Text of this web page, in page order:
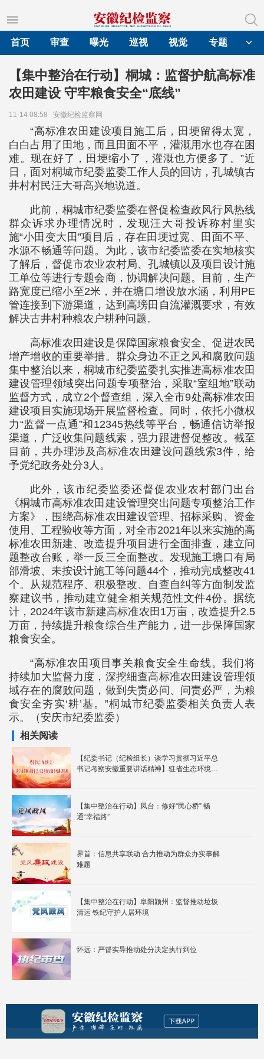
首页
审查 曝光 巡视 视觉 专题
【集中整治在行动】桐城：监督护航高标准
农田建设 守牢粮食安全“底线”
11-14 08:58 安徽纪检监察网
“高标准农田建设项目施工后，田埂留得太宽，
白白占用了田地，而且田面不平，灌溉用水也存在困
难。现在好了，田埂缩小了，灌溉也方便多了。”近
日，面对桐城市纪委监委工作人员的回访，孔城镇古
井村村民汪大哥高兴地说道。
此前，桐城市纪委监委在督促检查政风行风热线
群众诉求办理情况时，发现汪大哥投诉称村里实
施“小田变大田”项目后，存在田埂过宽、田面不平、
水源不畅通等问题。为此，该市纪委监委在实地核实
了解后，督促市农业农村局、孔城镇以及项目设计施
工单位等进行专题会商，协调解决问题。目前，生产
路宽度已缩小至2米，并在塘口增设放水涵，利用PE
管连接到下游渠道，达到高塝田自流灌溉要求，有效
解决古井村种粮农户耕种问题。
高标准农田建设是保障国家粮食安全、促进农民
增产增收的重要举措。群众身边不正之风和腐败问题
集中整治以来，桐城市纪委监委扎实推进高标准农田
建设管理领域突出问题专项整治，采取“室组地”联动
监督方式，成立2个督查组，深入全市9处高标准农田
建设项目实施现场开展监督检查。同时，依托小微权
力“监督一点通”和12345热线等平台，畅通信访举报
渠道，广泛收集问题线索，强力跟进督促整改。截至
目前，共办理涉及高标准农田建设问题线索3件，给
予党纪政务处分3人。
此外，该市纪委监委还督促农业农村部门出台
《桐城市高标准农田建设管理突出问题专项整治工作
方案》，围绕高标准农田建设管理、招标采购、资金
使用、工程验收等方面，对全市2021年以来实施的高
标准农田新建、改造提升项目进行全面排查，建立问
题整改台账，举一反三全面整改。发现施工塘口有局
部滑坡、未按设计施工等问题44个，推动完成整改41
个。从规范程序、积极整改、自查自纠等方面制发监
察建议书，推动建立健全相关规范性文件4份。据统
计，2024年该市新建高标准农田1万亩，改造提升2.5
万亩，持续提升粮食综合生产能力，进一步保障国家
粮食安全。
“高标准农田项目事关粮食安全生命线。我们将
持续加大监督力度，深挖细查高标准农田建设管理领
域存在的腐败问题，做到失责必问、问责必严，为粮
食安全夯实‘耕’基。”桐城市纪委监委相关负责人表
示。（安庆市纪委监委）
相关阅读
【纪委书记（纪检组长）谈学习贯彻习近平总
书记考察安徽重要讲话精神】驻省生态环境厅
生态环境系统落地见效
【集中整治在行动】凤台：修好“民心桥” 畅
通“幸福路”
界首：信息共享联动 合力推动为群众办实事解
难题
【集中整治在行动】阜阳颍州：监督推动垃圾
清运 铁纪守护人居环境
怀远：严督实导推动处分决定执行到位